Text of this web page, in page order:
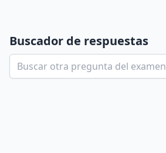
Buscador de respuestas